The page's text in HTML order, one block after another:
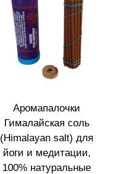
Аромапалочки
Гималайская соль
(Himalayan salt) для
йоги и медитации,
100% натуральные